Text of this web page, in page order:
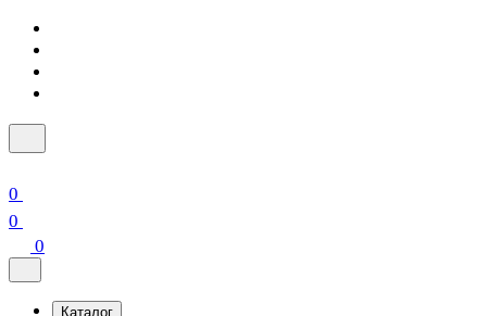
0
0
0
Каталог